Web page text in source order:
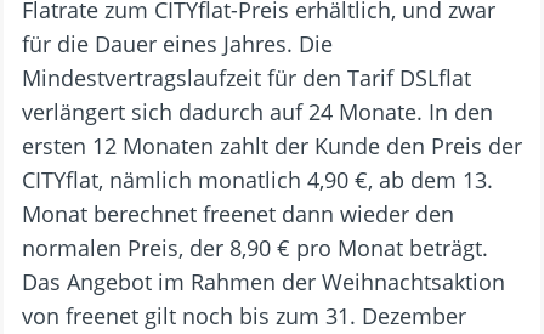
Flatrate zum CITYflat-Preis erhältlich, und zwar
für die Dauer eines Jahres. Die
Mindestvertragslaufzeit für den Tarif DSLflat
verlängert sich dadurch auf 24 Monate. In den
ersten 12 Monaten zahlt der Kunde den Preis der
CITYflat, nämlich monatlich 4,90 €, ab dem 13.
Monat berechnet freenet dann wieder den
normalen Preis, der 8,90 € pro Monat beträgt.
Das Angebot im Rahmen der Weihnachtsaktion
von freenet gilt noch bis zum 31. Dezember